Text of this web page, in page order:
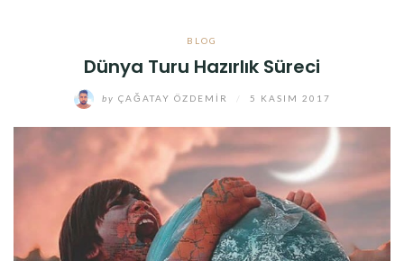
BLOG
Dünya Turu Hazırlık Süreci
by ÇAĞATAY ÖZDEMIR 5 KASIM 2017